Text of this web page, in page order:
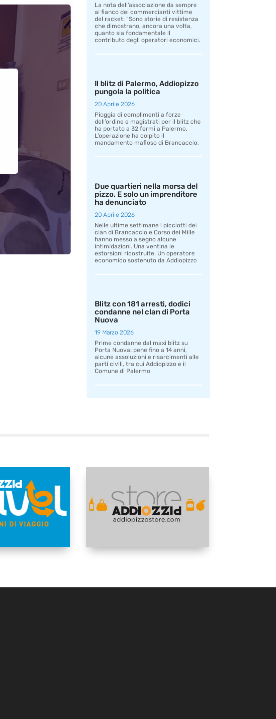
La nota dell’associazione da sempre
al fianco dei commercianti vittime
del racket: “Sono storie di resistenza
che dimostrano, ancora una volta,
quanto sia fondamentale il
contributo degli operatori economici.
Il blitz di Palermo, Addiopizzo
pungola la politica
20 Aprile 2026
Pioggia di complimenti a forze
dell’ordine e magistrati per il blitz che
ha portato a 32 fermi a Palermo.
L’operazione ha colpito il
mandamento mafioso di Brancaccio.
Due quartieri nella morsa del
pizzo. E solo un imprenditore
ha denunciato
20 Aprile 2026
Nelle ultime settimane i picciotti dei
clan di Brancaccio e Corso dei Mille
hanno messo a segno alcune
intimidazioni. Una ventina le
estorsioni ricostruite. Un operatore
economico sostenuto da Addiopizzo
Blitz con 181 arresti, dodici
condanne nel clan di Porta
Nuova
19 Marzo 2026
Prime condanne dal maxi blitz su
Porta Nuova: pene fino a 14 anni,
alcune assoluzioni e risarcimenti alle
parti civili, tra cui Addiopizzo e il
Comune di Palermo